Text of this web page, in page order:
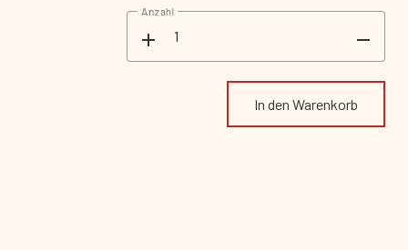
Anzahl
add remove
In den Warenkorb